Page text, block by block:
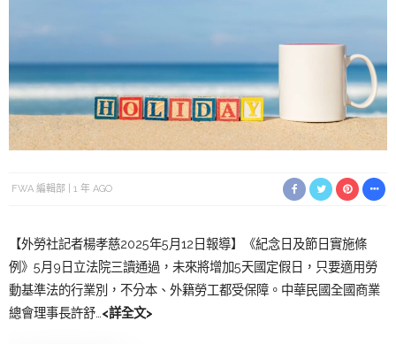
FWA 編輯部 1 年 AGO
【外勞社記者楊孝慈2025年5月12日報導】《紀念日及節日實施條
例》5月9日立法院三讀通過，未來將增加5天國定假日，只要適用勞
動基準法的行業別，不分本、外籍勞工都受保障。中華民國全國商業
總會理事長許舒…<詳全文>